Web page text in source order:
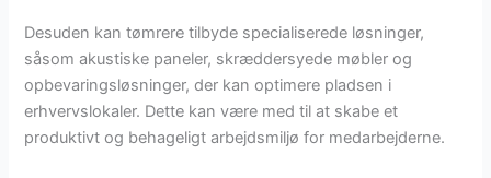
Desuden kan tømrere tilbyde specialiserede løsninger,
såsom akustiske paneler, skræddersyede møbler og
opbevaringsløsninger, der kan optimere pladsen i
erhvervslokaler. Dette kan være med til at skabe et
produktivt og behageligt arbejdsmiljø for medarbejderne.